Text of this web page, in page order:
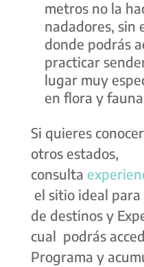
metros no la
nadadores, sin
donde podrás
practicar
lugar muy
en flora y
Si quieres
otros estados,
consulta
el sitio ideal
de destinos y
cual podrás
Programa y